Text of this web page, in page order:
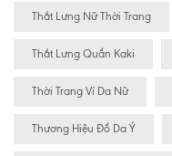
Thắt Lưng Nữ Thời Trang
Thắt Lưng Quần Kaki
Thời Trang Ví Da Nữ
Thương Hiệu Đồ Da Ý